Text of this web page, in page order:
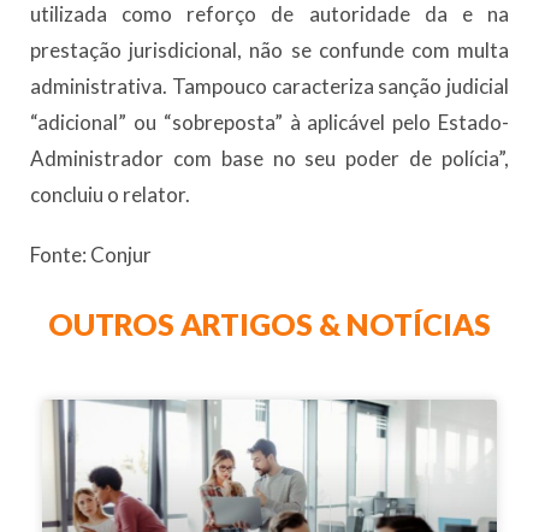
utilizada como reforço de autoridade da e na
prestação jurisdicional, não se confunde com multa
administrativa. Tampouco caracteriza sanção judicial
“adicional” ou “sobreposta” à aplicável pelo Estado-
Administrador com base no seu poder de polícia”,
concluiu o relator.
Fonte: Conjur
OUTROS ARTIGOS & NOTÍCIAS